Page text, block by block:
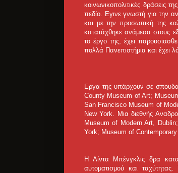
κοινωνικοπολιτικές δράσεις
πεδίο. Εγινε γνωστή για την
και με την προσωπική της
κατατάχθηκε ανάμεσα στους
το έργο της, έχει
πολλά Πανεπιστήμια και έχει
Εργα της υπάρχουν σε
County Museum of Art;
San Francisco Museum of
New York. Μια διεθνής
Museum of Modern Art,
York; Museum of
Η Λίντα Μπένγκλις δρα
αυτοματισμού και